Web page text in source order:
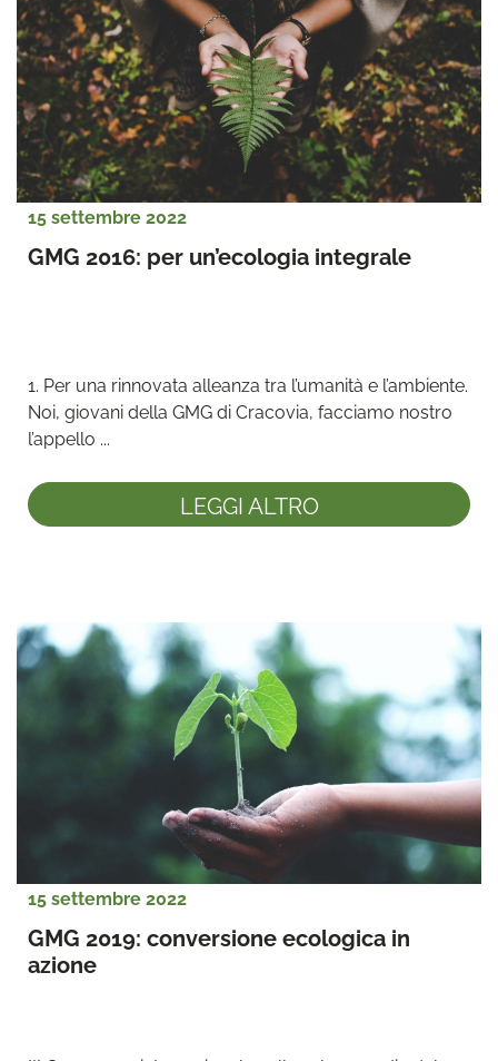
15 settembre 2022
GMG 2016: per un’ecologia integrale
1. Per una rinnovata alleanza tra l’umanità e l’ambiente.
Noi, giovani della GMG di Cracovia, facciamo nostro
l’appello ...
LEGGI ALTRO
15 settembre 2022
GMG 2019: conversione ecologica in
azione